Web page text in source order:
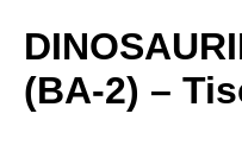
(BA-2) –